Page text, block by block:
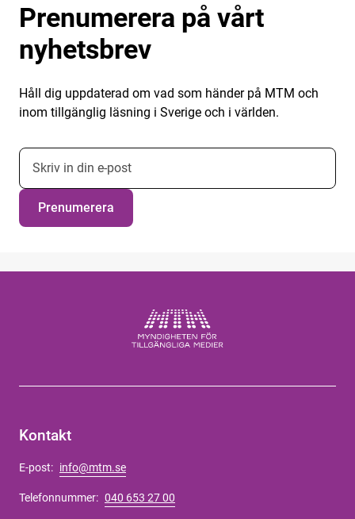
Prenumerera på vårt
nyhetsbrev
Håll dig uppdaterad om vad som händer på MTM och
inom tillgänglig läsning i Sverige och i världen.
E-postadress nyhetsbrevsprenumeration
Prenumerera
Kontakt
E-post: info@mtm.se
Telefonnummer: 040 653 27 00